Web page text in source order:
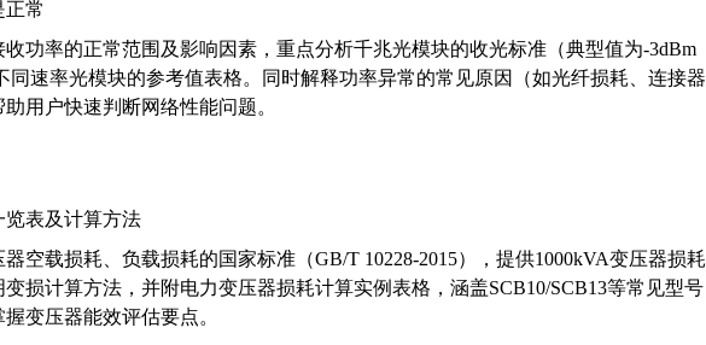
正常
功率的正常范围及影响因素，重点分析千兆光模块的收光标准（典型值为-3dBm
同速率光模块的参考值表格。同时解释功率异常的常见原因（如光纤损耗、连接器
用户快速判断网络性能问题。
表及计算方法
空载损耗、负载损耗的国家标准（GB/T 10228-2015），提供1000kVA变压器损耗
损计算方法，并附电力变压器损耗计算实例表格，涵盖SCB10/SCB13等常见型号
变压器能效评估要点。